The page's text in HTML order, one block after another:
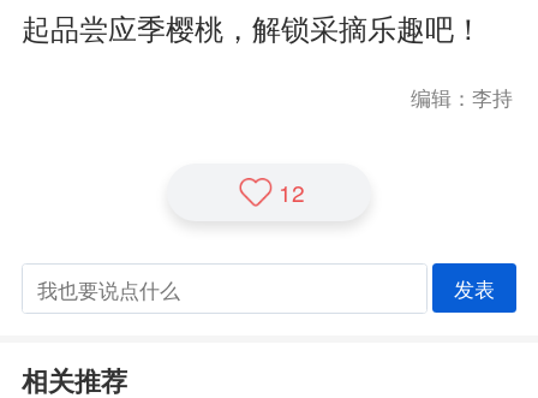
起品尝应季樱桃， 解锁采摘乐趣吧！
编辑：李持
12
发表
相关推荐